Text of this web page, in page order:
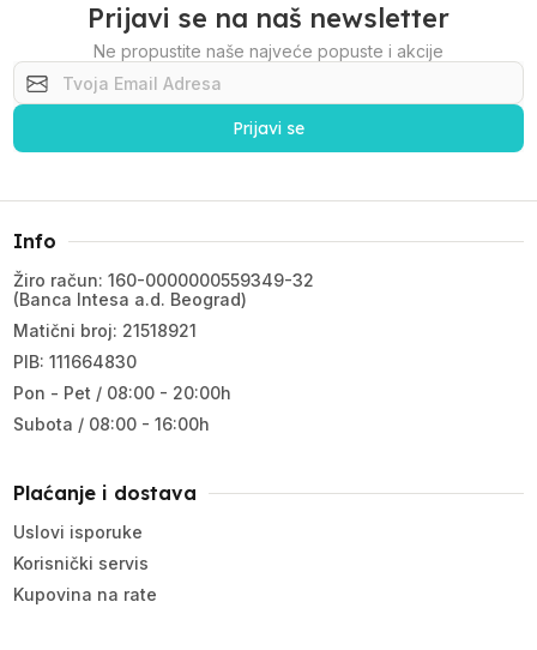
Prijavi se na naš newsletter
Ne propustite naše najveće popuste i akcije
Prijavi se
Info
Žiro račun: 160-0000000559349-32
(Banca Intesa a.d. Beograd)
Matični broj: 21518921
PIB: 111664830
Pon - Pet / 08:00 - 20:00h
Subota / 08:00 - 16:00h
Plaćanje i dostava
Uslovi isporuke
Korisnički servis
Kupovina na rate